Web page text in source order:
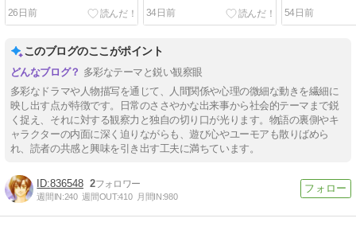
26日前
34日前
54日前
このブログのここがポイント
多彩なテーマと鋭い観察眼
多彩なドラマや人物描写を通じて、人間関係や心理の微細な動きを繊細に
映し出す点が特徴です。日常のささやかな出来事から社会的テーマまで鋭
く捉え、それに対する観察力と独自の切り口が光ります。物語の裏側やキ
ャラクターの内面に深く迫りながらも、遊び心やユーモアも散りばめら
れ、読者の共感と興味を引き出す工夫に満ちています。
836548 2
週間IN:240 週間OUT:410 月間IN:980